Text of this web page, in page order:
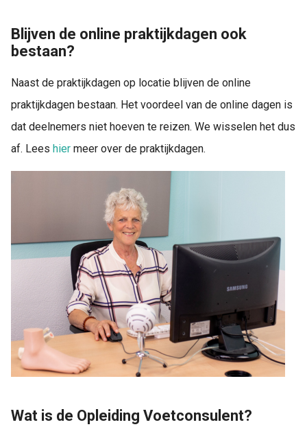
Blijven de online praktijkdagen ook
bestaan?
Naast de praktijkdagen op locatie blijven de online
praktijkdagen bestaan. Het voordeel van de online dagen is
dat deelnemers niet hoeven te reizen. We wisselen het dus
af. Lees hier meer over de praktijkdagen.
Wat is de Opleiding Voetconsulent?